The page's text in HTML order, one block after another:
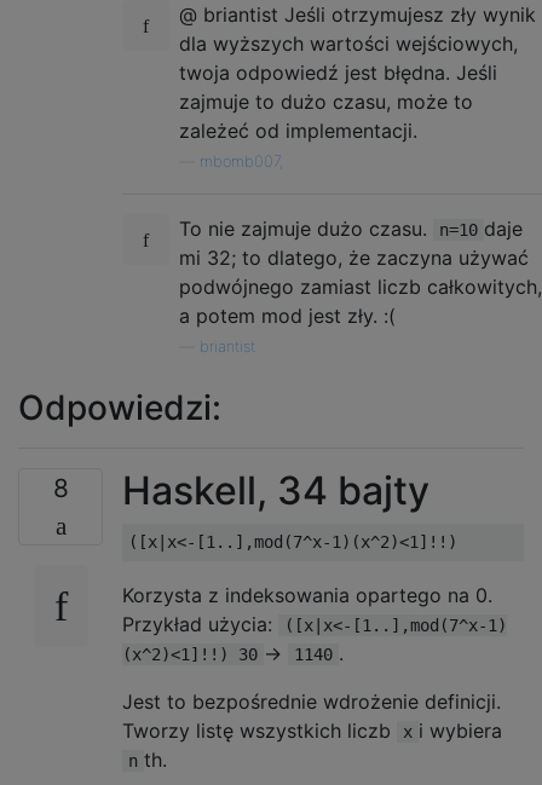
@ briantist Jeśli otrzymujesz zły wynik
dla wyższych wartości wejściowych,
twoja odpowiedź jest błędna. Jeśli
zajmuje to dużo czasu, może to
zależeć od implementacji.
mbomb007,
To nie zajmuje dużo czasu. n=10 daje
mi 32; to dlatego, że zaczyna używać
podwójnego zamiast liczb całkowitych,
a potem mod jest zły. :(
briantist
Odpowiedzi:
8 Haskell, 34 bajty
Korzysta z indeksowania opartego na 0.
Przykład użycia:
([x|x<-[1..],mod(7^x-1)
(x^2)<1]!!) 30 -> 1140 .
Jest to bezpośrednie wdrożenie definicji.
Tworzy listę wszystkich liczb
x i wybiera
n th.